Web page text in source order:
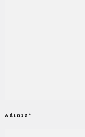
Adınız *